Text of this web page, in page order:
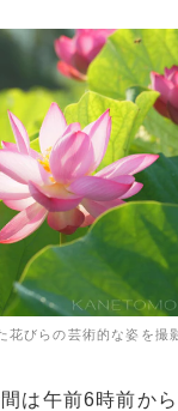
花びらの芸術的な姿を撮
は午前6時前か